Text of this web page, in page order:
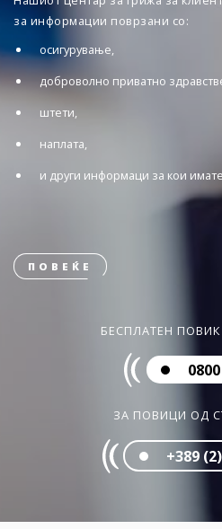
за информации поврзани со:
осигурување,
доброволно приватно
штети,
наплата,
и други информаци за кои
ПОВЕЌЕ
БЕСПЛАТЕН
ЗА ПОВИЦИ ОД
+389